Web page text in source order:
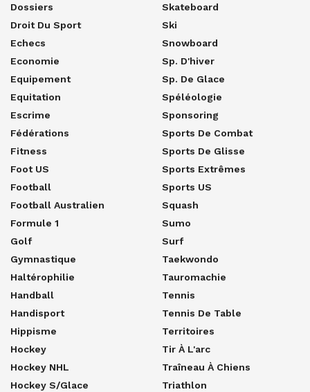
Dossiers
Droit Du Sport
Echecs
Economie
Equipement
Equitation
Escrime
Fédérations
Fitness
Foot US
Football
Football Australien
Formule 1
Golf
Gymnastique
Haltérophilie
Handball
Handisport
Hippisme
Hockey
Hockey NHL
Hockey S/glace
Skateboard
Ski
Snowboard
Sp. D'hiver
Sp. De Glace
Spéléologie
Sponsoring
Sports De Combat
Sports De Glisse
Sports Extrêmes
Sports US
Squash
Sumo
Surf
Taekwondo
Tauromachie
Tennis
Tennis De Table
Territoires
Tir À L'arc
Traîneau À Chiens
Triathlon